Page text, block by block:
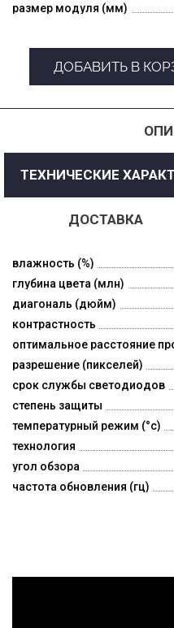
размер модуля (мм)
ДОБАВИТЬ В
ТЕХНИЧЕСКИЕ
ДОСТАВКА
влажность (%)
глубина цвета (млн)
диагональ (дюйм)
контрастность
оптимальное расстояние
разрешение (пикселей)
срок службы светодиодов
степень защиты
температурный режим (°c)
технология
угол обзора
частота обновления (гц)